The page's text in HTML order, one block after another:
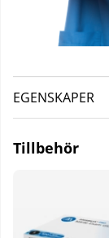
EGENSKAPER
Tillbehör